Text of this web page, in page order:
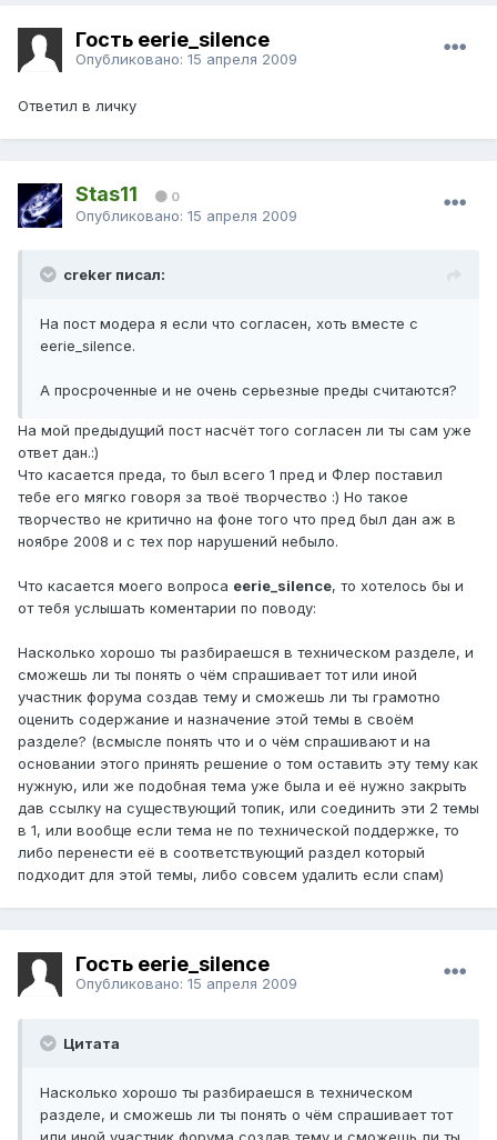
Гость eerie_silence
Опубликовано: 15 апреля 2009
Ответил в личку
Stas11 0
Опубликовано: 15 апреля 2009
creker писал:
На пост модера я если что согласен, хоть вместе с
eerie_silence.
А просроченные и не очень серьезные преды считаются?
На мой предыдущий пост насчёт того согласен ли ты сам уже
ответ дан.:)
Что касается преда, то был всего 1 пред и Флер поставил
тебе его мягко говоря за твоё творчество :) Но такое
творчество не критично на фоне того что пред был дан аж в
ноябре 2008 и с тех пор нарушений небыло.
Что касается моего вопроса eerie_silence, то хотелось бы и
от тебя услышать коментарии по поводу:
Насколько хорошо ты разбираешся в техническом разделе, и
сможешь ли ты понять о чём спрашивает тот или иной
участник форума создав тему и сможешь ли ты грамотно
оценить содержание и назначение этой темы в своём
разделе? (всмысле понять что и о чём спрашивают и на
основании этого принять решение о том оставить эту тему как
нужную, или же подобная тема уже была и её нужно закрыть
дав ссылку на существующий топик, или соединить эти 2 темы
в 1, или вообще если тема не по технической поддержке, то
либо перенести её в соответствующий раздел который
подходит для этой темы, либо совсем удалить если спам)
Гость eerie_silence
Опубликовано: 15 апреля 2009
Цитата
Насколько хорошо ты разбираешся в техническом
разделе, и сможешь ли ты понять о чём спрашивает тот